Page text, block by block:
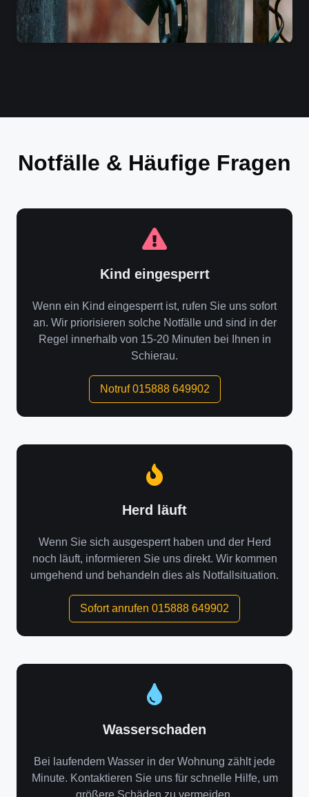
Notfälle & Häufige Fragen
Kind eingesperrt
Wenn ein Kind eingesperrt ist, rufen Sie uns sofort
an. Wir priorisieren solche Notfälle und sind in der
Regel innerhalb von 15-20 Minuten bei Ihnen in
Schierau.
Notruf 015888 649902
Herd läuft
Wenn Sie sich ausgesperrt haben und der Herd
noch läuft, informieren Sie uns direkt. Wir kommen
umgehend und behandeln dies als Notfallsituation.
Sofort anrufen 015888 649902
Wasserschaden
Bei laufendem Wasser in der Wohnung zählt jede
Minute. Kontaktieren Sie uns für schnelle Hilfe, um
größere Schäden zu vermeiden.